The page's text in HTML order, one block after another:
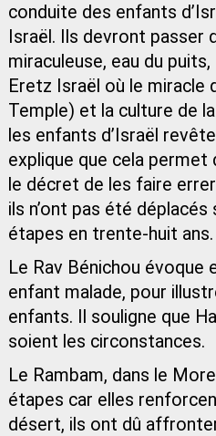
conduite des enfants
Israël. Ils devront passer
miraculeuse, eau du
Eretz Israël où le miracle
Temple) et la culture de
les enfants d’Israël
explique que cela
le décret de les faire
ils n’ont pas été
étapes en trente-huit ans.
Le Rav Bénichou évoque
enfant malade, pour
enfants. Il souligne que
soient les circonstances.
Le Rambam, dans le
étapes car elles
désert, ils ont dû